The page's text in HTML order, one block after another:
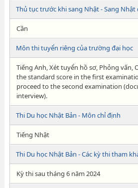
Thủ tục trước khi sang Nhật - Sang
Cần
Môn thi tuyển riêng của trường đại học
Tiếng Anh, Xét tuyển hồ sơ, Phỏng vấn,
the standard score in the first
proceed to the second examination
interview).
Thi Du học Nhật Bản - Môn chỉ định
Tiếng Nhật
Thi Du học Nhật Bản - Các kỳ thi tham
Kỳ thi sau tháng 6 năm 2024